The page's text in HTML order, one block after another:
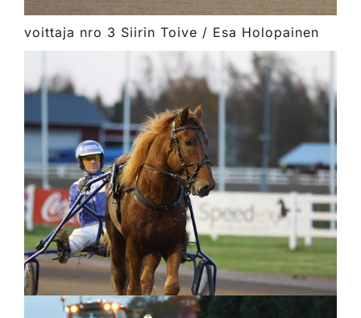
voittaja nro 3 Siirin Toive / Esa Holopainen